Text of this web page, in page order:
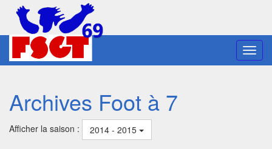
Archives Foot à 7
Afficher la saison : 2014 - 2015